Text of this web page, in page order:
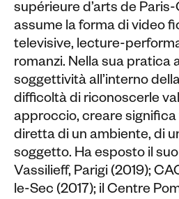
supérieure d’arts de
assume la forma di video
televisive, lecture-
romanzi. Nella sua pratica
soggettività all’interno
difficoltà di riconoscerle
approccio, creare
diretta di un ambiente, di
soggetto. Ha esposto il
Vassilieff, Parigi (2019);
le-Sec (2017); il Centre